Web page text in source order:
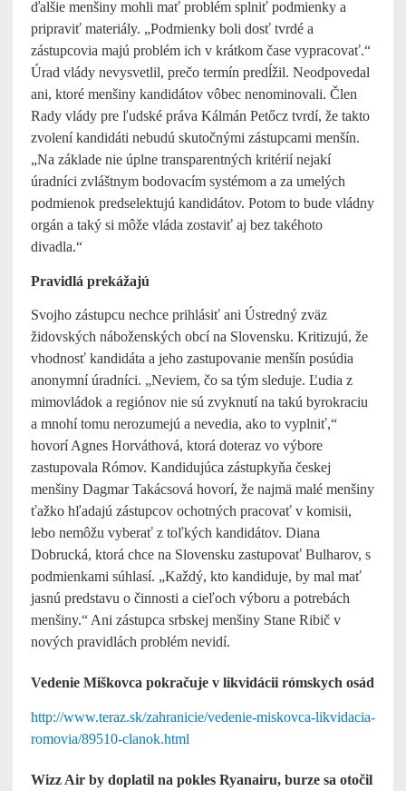
ďalšie menšiny mohli mať problém splniť podmienky a
pripraviť materiály. „Podmienky boli dosť tvrdé a
zástupcovia majú problém ich v krátkom čase vypracovať.“
Úrad vlády nevysvetlil, prečo termín predĺžil. Neodpovedal
ani, ktoré menšiny kandidátov vôbec nenominovali. Člen
Rady vlády pre ľudské práva Kálmán Petőcz tvrdí, že takto
zvolení kandidáti nebudú skutočnými zástupcami menšín.
„Na základe nie úplne transparentných kritérií nejakí
úradníci zvláštnym bodovacím systémom a za umelých
podmienok predselektujú kandidátov. Potom to bude vládny
orgán a taký si môže vláda zostaviť aj bez takéhoto
divadla.“
Pravidlá prekážajú
Svojho zástupcu nechce prihlásiť ani Ústredný zväz
židovských náboženských obcí na Slovensku. Kritizujú, že
vhodnosť kandidáta a jeho zastupovanie menšín posúdia
anonymní úradníci. „Neviem, čo sa tým sleduje. Ľudia z
mimovládok a regiónov nie sú zvyknutí na takú byrokraciu
a mnohí tomu nerozumejú a nevedia, ako to vyplniť,“
hovorí Agnes Horváthová, ktorá doteraz vo výbore
zastupovala Rómov. Kandidujúca zástupkyňa českej
menšiny Dagmar Takácsová hovorí, že najmä malé menšiny
ťažko hľadajú zástupcov ochotných pracovať v komisii,
lebo nemôžu vyberať z toľkých kandidátov. Diana
Dobrucká, ktorá chce na Slovensku zastupovať Bulharov, s
podmienkami súhlasí. „Každý, kto kandiduje, by mal mať
jasnú predstavu o činnosti a cieľoch výboru a potrebách
menšiny.“ Ani zástupca srbskej menšiny Stane Ribič v
nových pravidlách problém nevidí.
Vedenie Miškovca pokračuje v likvidácii rómskych osád
http://www.teraz.sk/zahranicie/vedenie-miskovca-likvidacia-
romovia/89510-clanok.html
Wizz Air by doplatil na pokles Ryanairu, burze sa otočil